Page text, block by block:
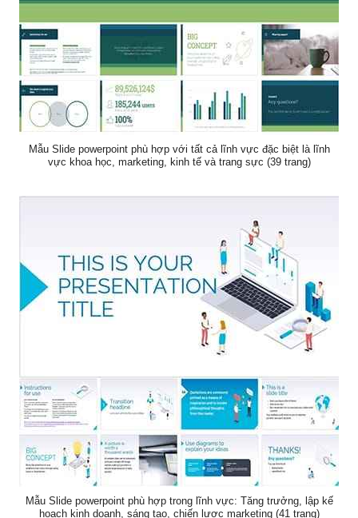
Mẫu Slide powerpoint phù hợp với tất cả lĩnh vực đặc biệt là lĩnh
vực khoa học, marketing, kinh tế và trang sực (39 trang)
Mẫu Slide powerpoint phù hợp trong lĩnh vực: Tăng trưởng, lập kế
hoạch kinh doanh, sáng tạo, chiến lược marketing (41 trang)